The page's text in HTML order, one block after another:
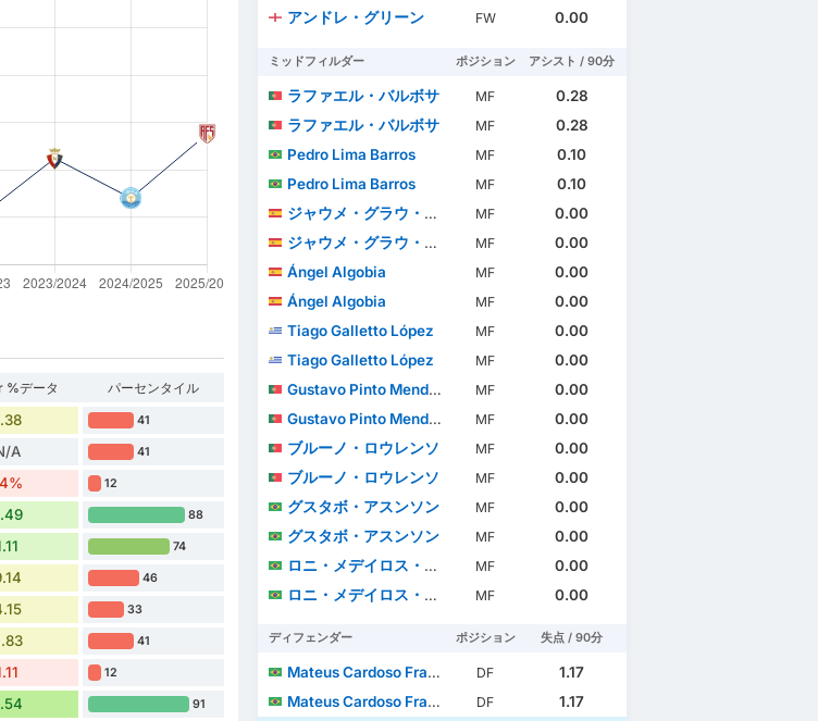
%データ
パーセンタイル
41
A 41
12
88
74
46
33
41
12
91
アンドレ・グリーン
FW 0.00
ミッドフィルダー ポジション アシスト / 90分
ラファエル・バルボサ MF
0.28
ラファエル・バルボサ
MF
0.28
Pedro Lima Barros
MF
0.10
Pedro Lima Barros
MF
0.10
ジャウメ・グラウ・シスカル
MF
0.00
ジャウメ・グラウ・シスカル
MF
0.00
Ángel Algobia
MF
0.00
Ángel Algobia
MF
0.00
Tiago Galletto López
MF
0.00
Tiago Galletto López
MF
0.00
Gustavo Pinto Mendonça
MF
0.00
Gustavo Pinto Mendonça
MF
0.00
ブルーノ・ロウレンソ
MF
0.00
ブルーノ・ロウレンソ
MF
0.00
グスタボ・アスンソン
MF
0.00
グスタボ・アスンソン
MF
0.00
ロニ・メデイロス・デ・モウラ
MF
0.00
ロニ・メデイロス・デ・モウラ
MF 0.00
ディフェンダー ポジション 失点 / 90分
Mateus Cardoso Francisco DF
1.17
Mateus Cardoso Francisco
DF
1.17